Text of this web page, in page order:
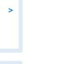
＞